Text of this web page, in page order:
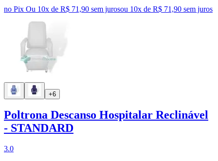
no Pix Ou 10x de R$ 71,90 sem jurosou 10x de R$ 71,90 sem juros
+6
Poltrona Descanso Hospitalar Reclinável
- STANDARD
3.0